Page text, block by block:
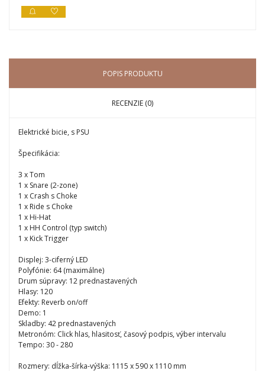
POPIS PRODUKTU
RECENZIE (0)
Elektrické bicie, s PSU
Špecifikácia:
3 x Tom
1 x Snare (2-zone)
1 x Crash s Choke
1 x Ride s Choke
1 x Hi-Hat
1 x HH Control (typ switch)
1 x Kick Trigger
Displej: 3-ciferný LED
Polyfónie: 64 (maximálne)
Drum súpravy: 12 prednastavených
Hlasy: 120
Efekty: Reverb on/off
Demo: 1
Skladby: 42 prednastavených
Metronóm: Click hlas, hlasitosť, časový podpis, výber intervalu
Tempo: 30 - 280
Rozmery: dĺžka-šírka-výška: 1115 x 590 x 1110 mm